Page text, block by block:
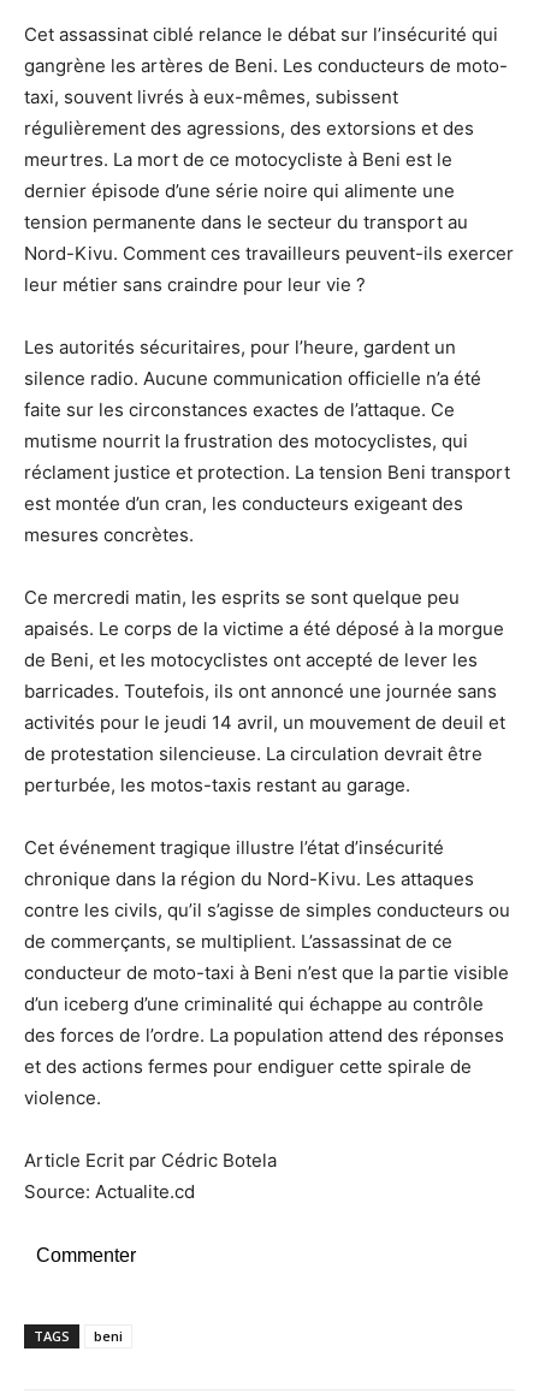
Cet assassinat ciblé relance le débat sur l’insécurité qui
gangrène les artères de Beni. Les conducteurs de moto-
taxi, souvent livrés à eux-mêmes, subissent
régulièrement des agressions, des extorsions et des
meurtres. La mort de ce motocycliste à Beni est le
dernier épisode d’une série noire qui alimente une
tension permanente dans le secteur du transport au
Nord-Kivu. Comment ces travailleurs peuvent-ils exercer
leur métier sans craindre pour leur vie ?
Les autorités sécuritaires, pour l’heure, gardent un
silence radio. Aucune communication officielle n’a été
faite sur les circonstances exactes de l’attaque. Ce
mutisme nourrit la frustration des motocyclistes, qui
réclament justice et protection. La tension Beni transport
est montée d’un cran, les conducteurs exigeant des
mesures concrètes.
Ce mercredi matin, les esprits se sont quelque peu
apaisés. Le corps de la victime a été déposé à la morgue
de Beni, et les motocyclistes ont accepté de lever les
barricades. Toutefois, ils ont annoncé une journée sans
activités pour le jeudi 14 avril, un mouvement de deuil et
de protestation silencieuse. La circulation devrait être
perturbée, les motos-taxis restant au garage.
Cet événement tragique illustre l’état d’insécurité
chronique dans la région du Nord-Kivu. Les attaques
contre les civils, qu’il s’agisse de simples conducteurs ou
de commerçants, se multiplient. L’assassinat de ce
conducteur de moto-taxi à Beni n’est que la partie visible
d’un iceberg d’une criminalité qui échappe au contrôle
des forces de l’ordre. La population attend des réponses
et des actions fermes pour endiguer cette spirale de
violence.
Article Ecrit par Cédric Botela
Source: Actualite.cd
Commenter
TAGS beni